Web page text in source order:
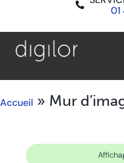
01
Accueil » Mur